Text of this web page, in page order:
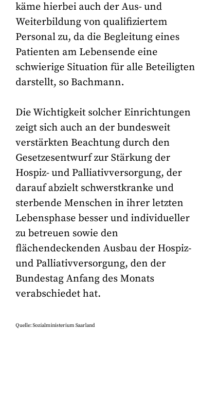
käme hierbei auch der Aus- und
Weiterbildung von qualifiziertem
Personal zu, da die Begleitung eines
Patienten am Lebensende eine
schwierige Situation für alle Beteiligten
darstellt, so Bachmann.
Die Wichtigkeit solcher Einrichtungen
zeigt sich auch an der bundesweit
verstärkten Beachtung durch den
Gesetzesentwurf zur Stärkung der
Hospiz- und Palliativversorgung, der
darauf abzielt schwerstkranke und
sterbende Menschen in ihrer letzten
Lebensphase besser und individueller
zu betreuen sowie den
flächendeckenden Ausbau der Hospiz-
und Palliativversorgung, den der
Bundestag Anfang des Monats
verabschiedet hat.
Quelle: Sozialministerium Saarland